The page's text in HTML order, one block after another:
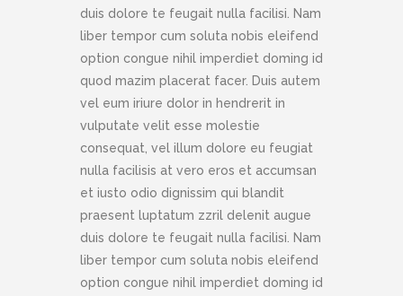
duis dolore te feugait nulla facilisi. Nam
liber tempor cum soluta nobis eleifend
option congue nihil imperdiet doming id
quod mazim placerat facer. Duis autem
vel eum iriure dolor in hendrerit in
vulputate velit esse molestie
consequat, vel illum dolore eu feugiat
nulla facilisis at vero eros et accumsan
et iusto odio dignissim qui blandit
praesent luptatum zzril delenit augue
duis dolore te feugait nulla facilisi. Nam
liber tempor cum soluta nobis eleifend
option congue nihil imperdiet doming id